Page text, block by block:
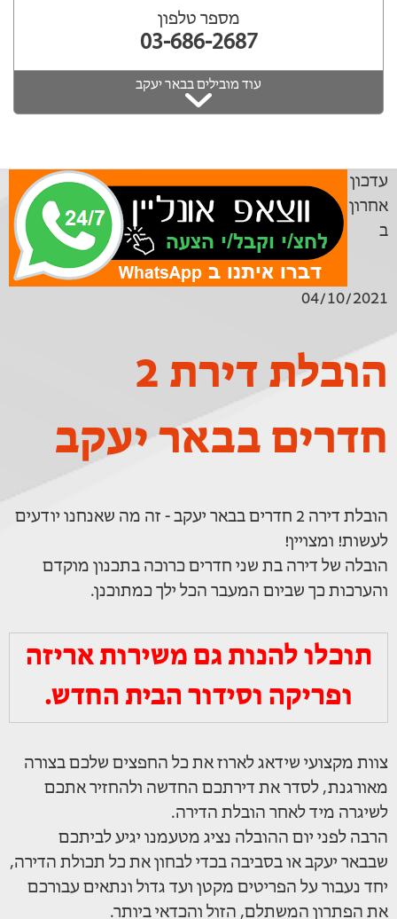
מספר טלפון
03-686-2687
עוד מובילים בבאר יעקב
עדכון
אחרון
ב
04/10/2021
הובלת דירת 2
חדרים בבאר יעקב
הובלת דירה 2 חדרים בבאר יעקב - זה מה שאנחנו יודעים
לעשות! ומצויין!
הובלה של דירה בת שני חדרים כרוכה בתכנון מוקדם
והערכות כך שביום המעבר הכל ילך כמתוכנן.
תוכלו להנות גם משירות אריזה
ופריקה וסידור הבית החדש.
צוות מקצועי שידאג לארוז את כל החפצים שלכם בצורה
מאורגנת, לסדר את דירתכם החדשה ולהחזיר אתכם
לשיגרה מיד לאחר הובלת הדירה.
הרבה לפני יום ההובלה נציג מטעמנו יגיע לביתכם
שבבאר יעקב או בסביבה בכדי לבחון את כל תכולת הדירה,
יחד נעבור על הפריטים מקטן ועד גדול ונתאים עבורכם
את הפתרון המשתלם, הזול והכדאי ביותר.